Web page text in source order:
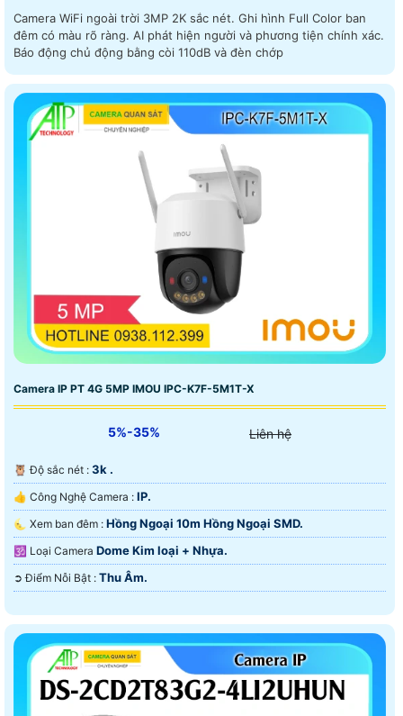
Camera WiFi ngoài trời 3MP 2K sắc nét. Ghi hình Full Color ban
đêm có màu rõ ràng. AI phát hiện người và phương tiện chính xác.
Báo động chủ động bằng còi 110dB và đèn chớp
Camera IP PT 4G 5MP IMOU IPC-K7F-5M1T-X
5%-35% Liên hệ
🦉 Độ sắc nét : 3k .
👍 Công Nghệ Camera : IP.
🌜 Xem ban đêm : Hồng Ngoại 10m Hồng Ngoại SMD.
🕉️ Loại Camera Dome Kim loại + Nhựa.
️➲ Điểm Nỗi Bật : Thu Âm.